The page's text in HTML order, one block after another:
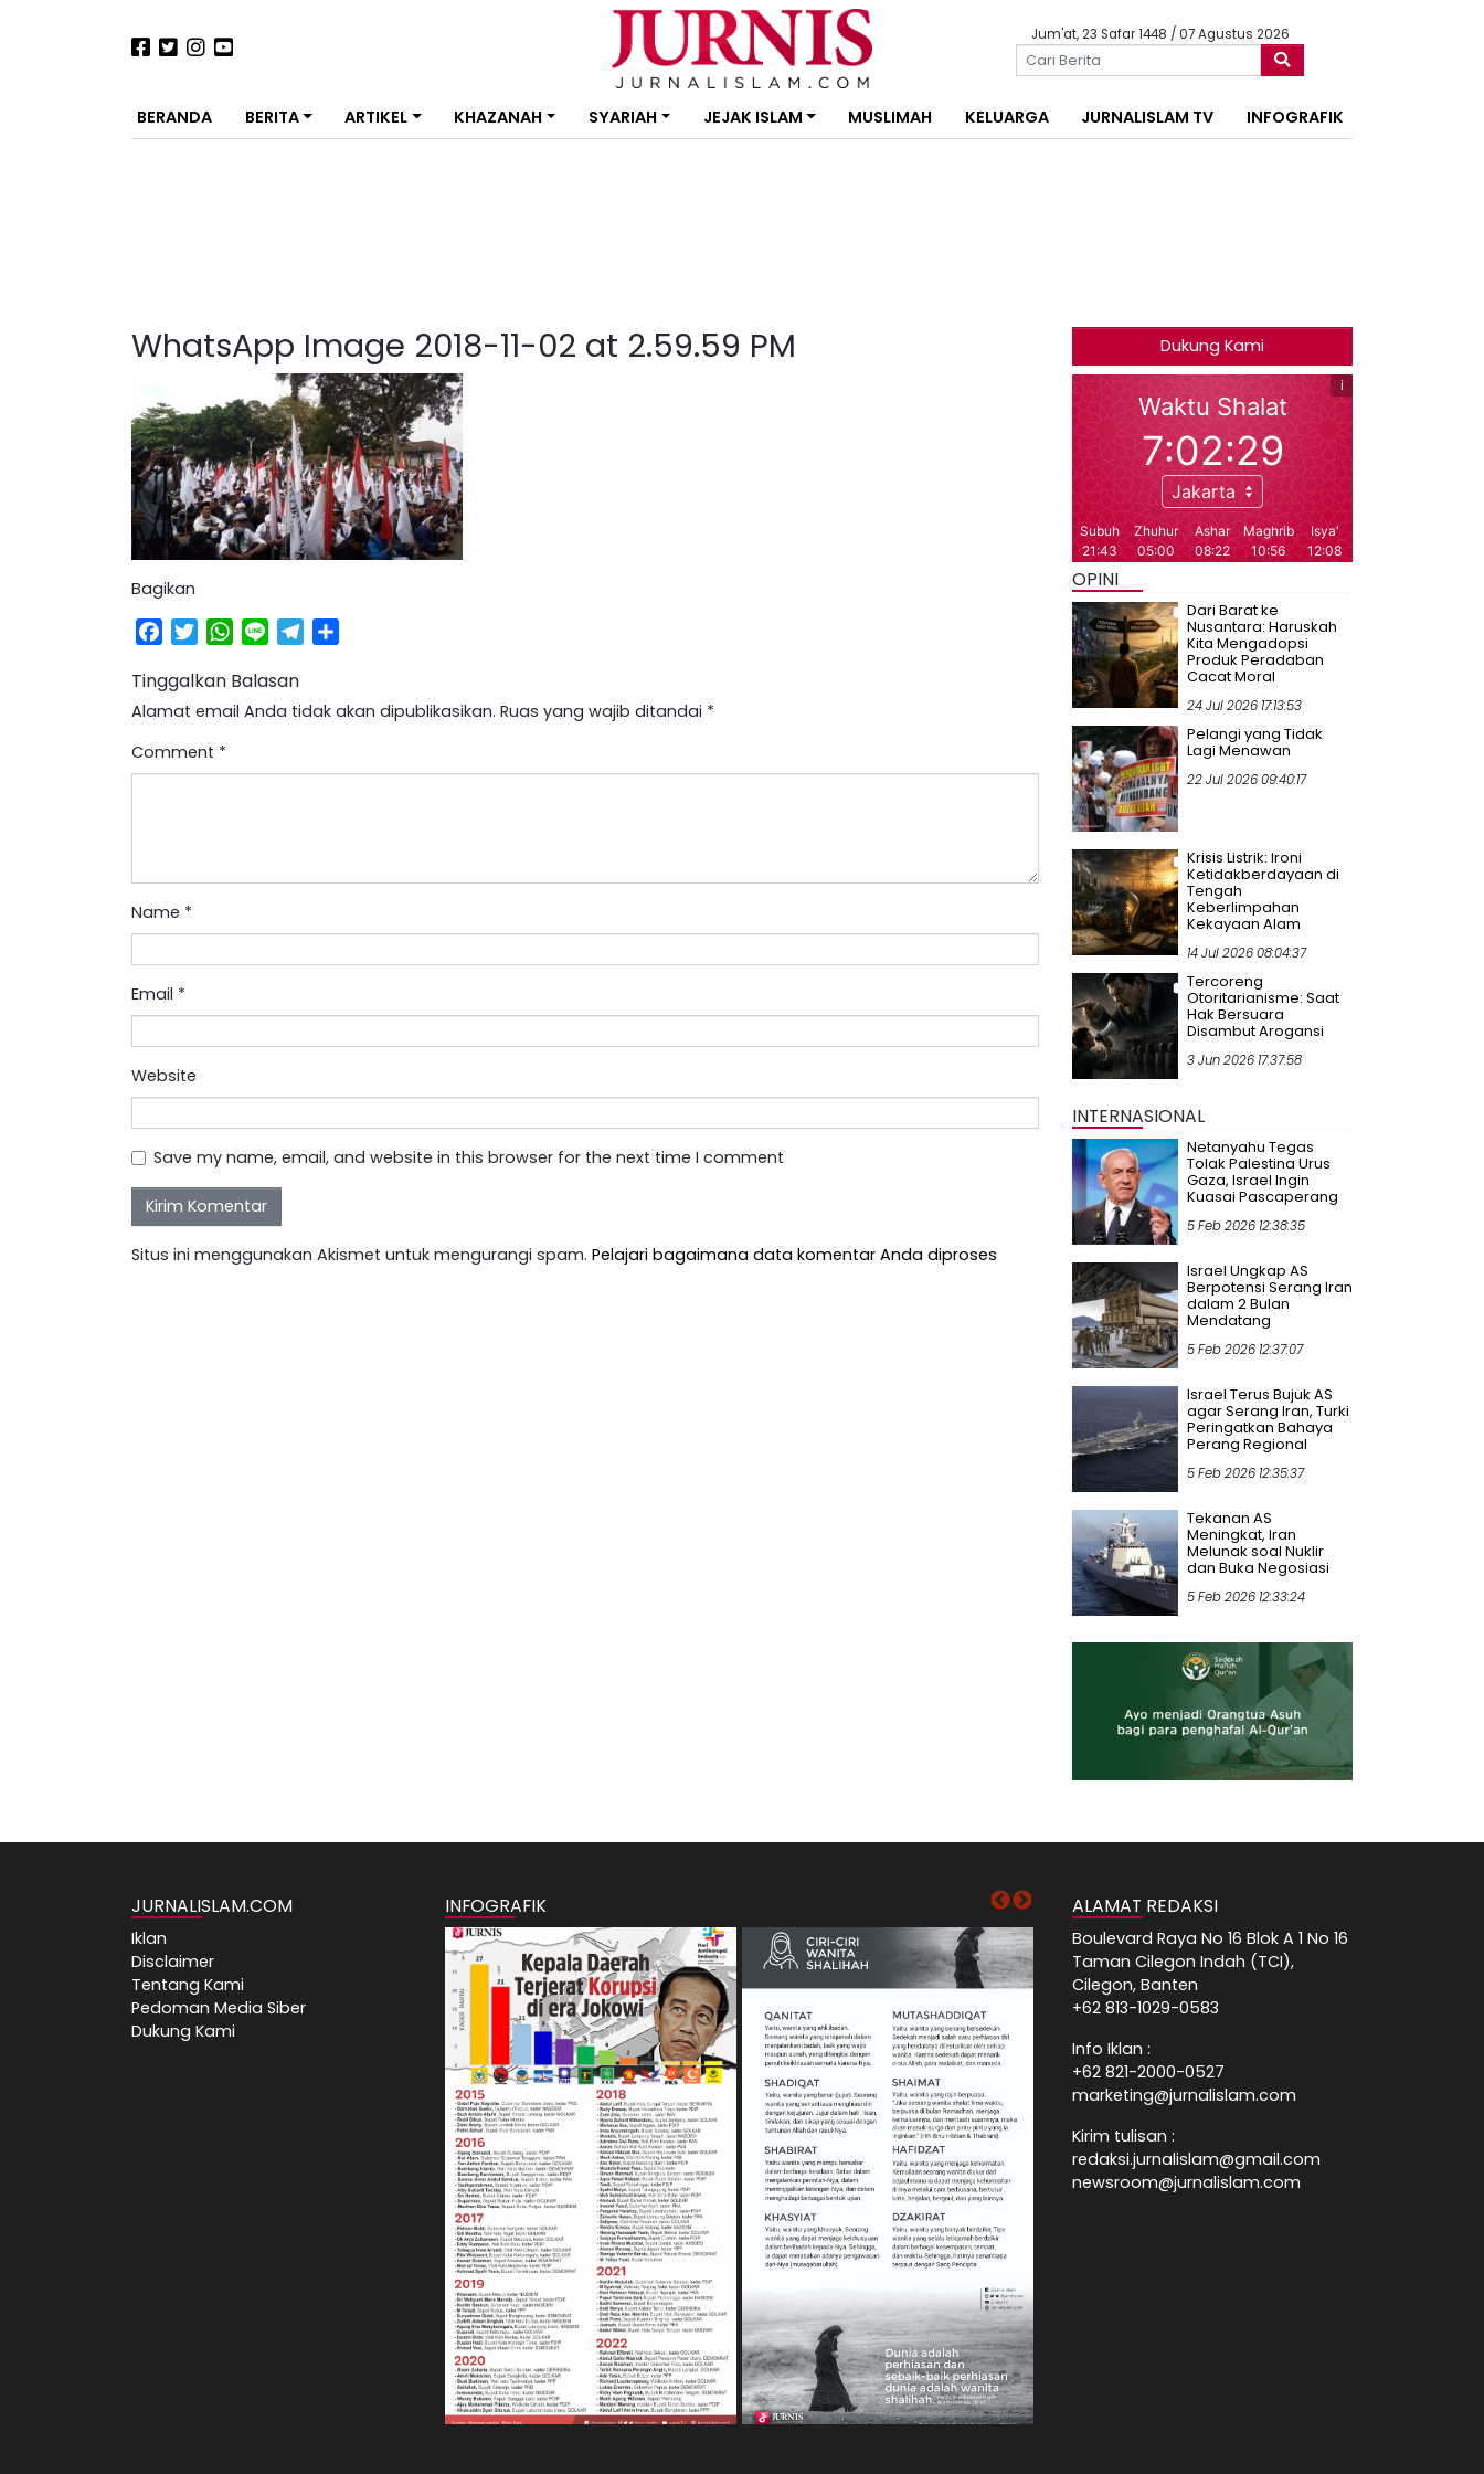
Jum'at, 23 Safar 1448 / 07 Agustus 2026
BERANDA BERITA ARTIKEL KHAZANAH SYARIAH JEJAK ISLAM MUSLIMAH KELUARGA JURNALISLAM TV INFOGRAFIK
WhatsApp Image 2018-11-02 at 2.59.59 PM
Bagikan
Facebook
TwitterWhatsApp
Line Telegram
Tinggalkan Balasan
Alamat email Anda tidak akan dipublikasikan. Ruas yang wajib ditandai *
Comment *
Name *
Email *
Website
Save my name, email, and website in this browser for the next time I comment
Situs ini menggunakan Akismet untuk mengurangi spam. Pelajari bagaimana data komentar Anda diproses
Dukung Kami
OPINI
Dari Barat ke
Nusantara: Haruskah
Kita Mengadopsi
Produk Peradaban
Cacat Moral
24 Jul 2026 17:13:53
Pelangi yang Tidak
Lagi Menawan
22 Jul 2026 09:40:17
Krisis Listrik: Ironi
Ketidakberdayaan di
Tengah
Keberlimpahan
Kekayaan Alam
14 Jul 2026 08:04:37
Tercoreng
Otoritarianisme: Saat
Hak Bersuara
Disambut Arogansi
3 Jun 2026 17:37:58
INTERNASIONAL
Netanyahu Tegas
Tolak Palestina Urus
Gaza, Israel Ingin
Kuasai Pascaperang
5 Feb 2026 12:38:35
Israel Ungkap AS
Berpotensi Serang Iran
dalam 2 Bulan
Mendatang
5 Feb 2026 12:37:07
Israel Terus Bujuk AS
agar Serang Iran, Turki
Peringatkan Bahaya
Perang Regional
5 Feb 2026 12:35:37
Tekanan AS
Meningkat, Iran
Melunak soal Nuklir
dan Buka Negosiasi
5 Feb 2026 12:33:24
JURNALISLAM.COM
Iklan
Disclaimer
Tentang Kami
Pedoman Media Siber
Dukung Kami
INFOGRAFIK ALAMAT REDAKSI
Boulevard Raya No 16 Blok A 1 No 16
Taman Cilegon Indah (TCI),
Cilegon, Banten
+62 813-1029-0583
Info Iklan :
+62 821-2000-0527
marketing@jurnalislam.com
Kirim tulisan :
redaksi.jurnalislam@gmail.com
newsroom@jurnalislam.com